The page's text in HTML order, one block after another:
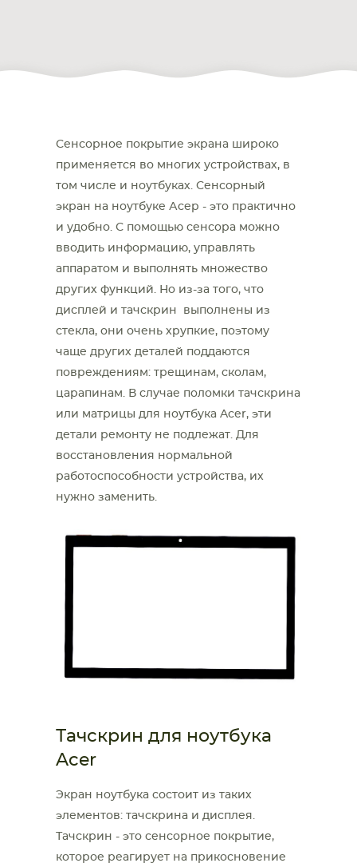
Сенсорное покрытие экрана широко
применяется во многих устройствах, в
том числе и ноутбуках. Сенсорный
экран на ноутбуке Асер - это практично
и удобно. С помощью сенсора можно
вводить информацию, управлять
аппаратом и выполнять множество
других функций. Но из-за того, что
дисплей и тачскрин выполнены из
стекла, они очень хрупкие, поэтому
чаще других деталей поддаются
повреждениям: трещинам, сколам,
царапинам. В случае поломки тачскрина
или матрицы для ноутбука Acer, эти
детали ремонту не подлежат. Для
восстановления нормальной
работоспособности устройства, их
нужно заменить.
Тачскрин для ноутбука
Acer
Экран ноутбука состоит из таких
элементов: тачскрина и дисплея.
Тачскрин - это сенсорное покрытие,
которое реагирует на прикосновение